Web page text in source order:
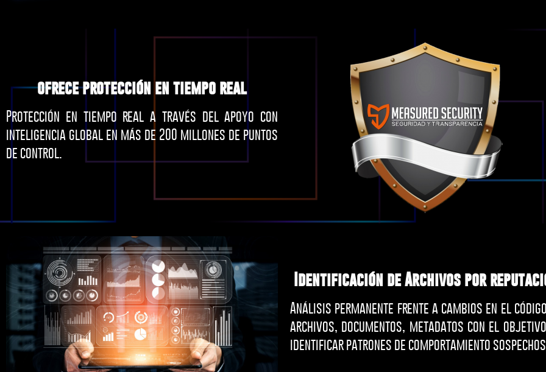
ofrece protección en tiempo real
Protección en tiempo real a través del apoyo con
inteligencia global en más de 200 millones de puntos
de control.
Identificación de Archivos por
Análisis permanente frente a cambios en el
archivos, documentos, metadatos con el
identificar patrones de comportamiento